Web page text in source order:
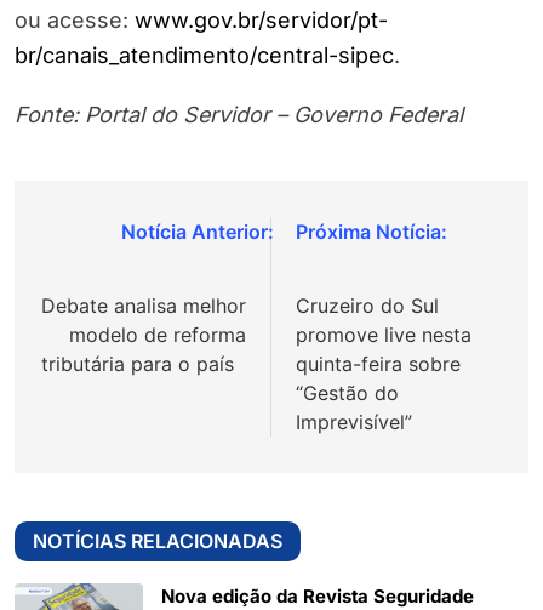
ou acesse: www.gov.br/servidor/pt-
br/canais_atendimento/central-sipec.
Fonte: Portal do Servidor – Governo Federal
Navegação
Post
Debate analisa melhor
modelo de reforma
tributária para o país
Cruzeiro do Sul
promove live nesta
quinta-feira sobre
“Gestão do
Imprevisível”
NOTÍCIAS RELACIONADAS
Nova edição da Revista Seguridade